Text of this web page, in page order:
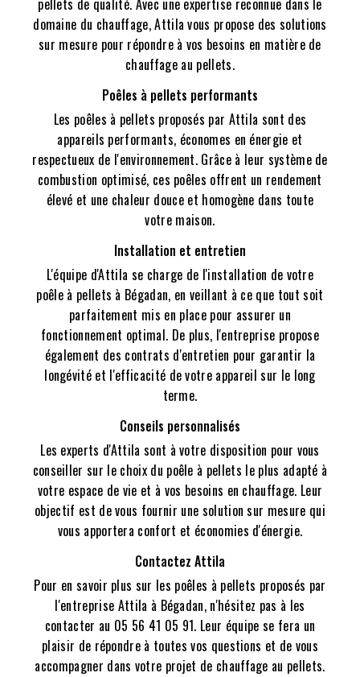
pellets de qualité. Avec une expertise reconnue dans le
domaine du chauffage, Attila vous propose des solutions
sur mesure pour répondre à vos besoins en matière de
chauffage au pellets.
Poêles à pellets performants
Les poêles à pellets proposés par Attila sont des
appareils performants, économes en énergie et
respectueux de l'environnement. Grâce à leur système de
combustion optimisé, ces poêles offrent un rendement
élevé et une chaleur douce et homogène dans toute
votre maison.
Installation et entretien
L'équipe d'Attila se charge de l'installation de votre
poêle à pellets à Bégadan, en veillant à ce que tout soit
parfaitement mis en place pour assurer un
fonctionnement optimal. De plus, l'entreprise propose
également des contrats d'entretien pour garantir la
longévité et l'efficacité de votre appareil sur le long
terme.
Conseils personnalisés
Les experts d'Attila sont à votre disposition pour vous
conseiller sur le choix du poêle à pellets le plus adapté à
votre espace de vie et à vos besoins en chauffage. Leur
objectif est de vous fournir une solution sur mesure qui
vous apportera confort et économies d'énergie.
Contactez Attila
Pour en savoir plus sur les poêles à pellets proposés par
l'entreprise Attila à Bégadan, n'hésitez pas à les
contacter au 05 56 41 05 91. Leur équipe se fera un
plaisir de répondre à toutes vos questions et de vous
accompagner dans votre projet de chauffage au pellets.